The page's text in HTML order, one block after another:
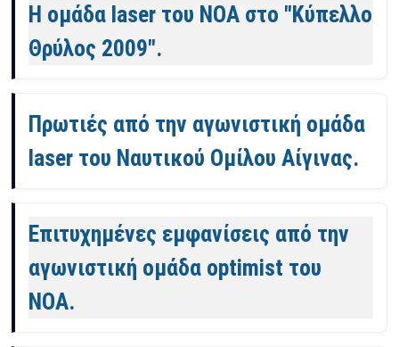
Η ομάδα laser του ΝΟΑ στο "Κύπελλο
Θρύλος 2009".
Πρωτιές από την αγωνιστική ομάδα
laser του Ναυτικού Ομίλου Αίγινας.
Επιτυχημένες εμφανίσεις από την
αγωνιστική ομάδα optimist του
ΝΟΑ.